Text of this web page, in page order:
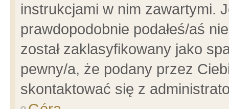
instrukcjami w nim zawartymi.
prawdopodobnie podałeś/aś
został zaklasyfikowany jako
pewny/a, że podany przez
skontaktować się z